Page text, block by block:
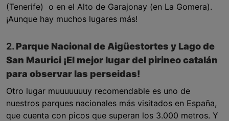
(Tenerife) o en el Alto de Garajonay (en La Gomera).
¡Aunque hay muchos lugares más!
2. Parque Nacional de Aigüestortes y Lago de
San Maurici ¡El mejor lugar del pirineo catalán
para observar las perseidas!
Otro lugar muuuuuuuy recomendable es uno de
nuestros parques nacionales más visitados en España,
que cuenta con picos que superan los 3.000 metros. Y